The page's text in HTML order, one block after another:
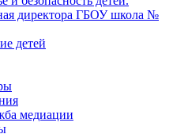
директора ГБОУ школа №
детей
медиации